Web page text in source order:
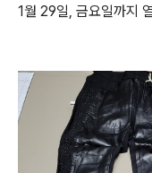
1월 29일, 금요일까지